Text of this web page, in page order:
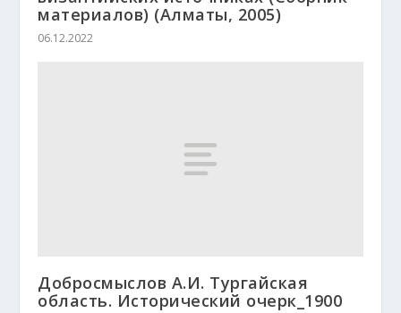
материалов) (Алматы, 2005)
06.12.2022
Добросмыслов А.И. Тургайская
область. Исторический очерк_1900